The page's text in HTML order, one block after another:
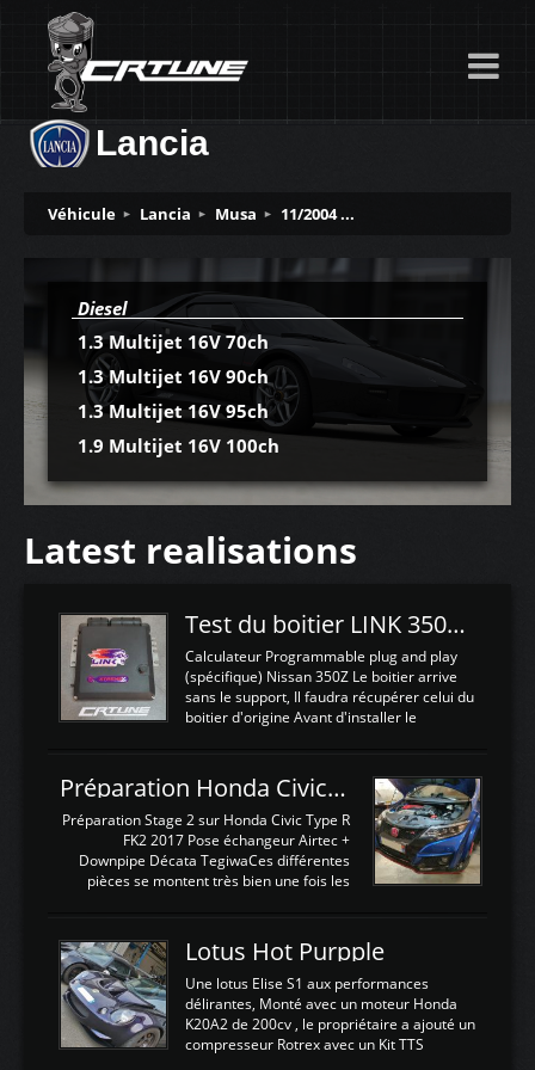
Lancia
Véhicule Lancia Musa 11/2004 ...
Diesel
1.3 Multijet 16V 70ch
1.3 Multijet 16V 90ch
1.3 Multijet 16V 95ch
1.9 Multijet 16V 100ch
Latest realisations
Test du boitier LINK 350Z Plugin ECU
Calculateur Programmable plug and play
(spécifique) Nissan 350Z Le boitier arrive
sans le support, Il faudra récupérer celui du
boitier d'origine Avant d'installer le
d'envoyer l'information de la large bande
dans le boitier. sydney sweeney deepfake
La sortie 0-5V de l'afr sera connectée sur
l'entrée AN Volt 8 et GndAN pour
Analogique, et Volt car l'information est une
tension (Pas une résistance variable d'un
est temps de brancher le ...
Préparation Honda Civic Type R FK2
Préparation Stage 2 sur Honda Civic Type R
FK2 2017 Pose échangeur Airtec +
Downpipe Décata TegiwaCes différentes
pièces se montent très bien une fois les
légere découpe du plastique inferieur,
negénant en rien la structure ou le
fonctionnement du fond plat. Une
reprogrammation Stage 2 est faite sur le
calculateur d'origine. Une alternative
économique au passage sur Hondata
Lotus Hot Purpple
Une lotus Elise S1 aux performances
délirantes, Monté avec un moteur Honda
K20A2 de 200cv , le propriétaire a ajouté un
compresseur Rotrex avec un Kit TTS